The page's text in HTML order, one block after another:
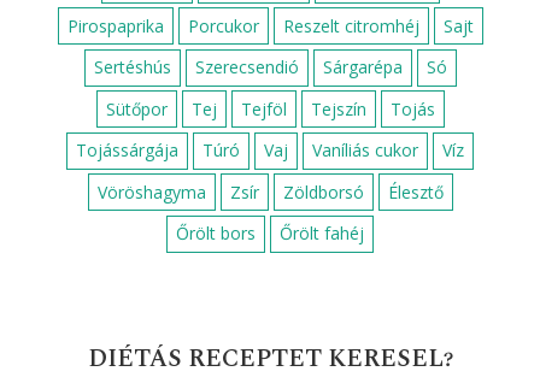
Pirospaprika
Porcukor Reszelt citromhéj
Sajt
Sertéshús
Szerecsendió Sárgarépa
Só
Sütőpor
Tej Tejföl Tejszín
Tojás
Tojássárgája
Túró Vaj Vaníliás cukor
Víz
Vöröshagyma
Zsír Zöldborsó
Élesztő
Őrölt bors
Őrölt fahéj
DIÉTÁS RECEPTET KERESEL?